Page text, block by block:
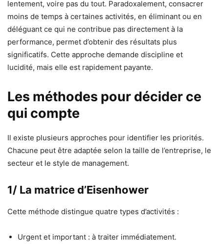
lentement, voire pas du tout. Paradoxalement, consacrer
moins de temps à certaines activités, en éliminant ou en
déléguant ce qui ne contribue pas directement à la
performance, permet d’obtenir des résultats plus
significatifs. Cette approche demande discipline et
lucidité, mais elle est rapidement payante.
Les méthodes pour décider ce
qui compte
Il existe plusieurs approches pour identifier les priorités.
Chacune peut être adaptée selon la taille de l’entreprise, le
secteur et le style de management.
1/ La matrice d’Eisenhower
Cette méthode distingue quatre types d’activités :
Urgent et important : à traiter immédiatement.